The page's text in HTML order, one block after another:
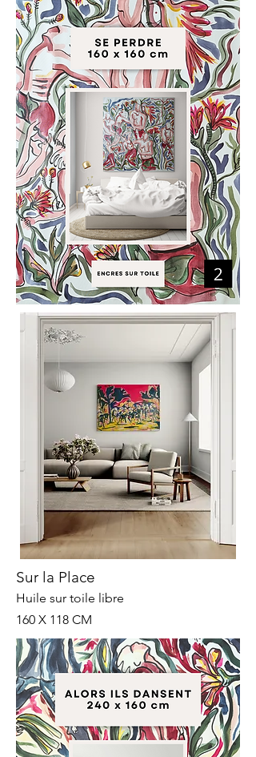
Sur la Place
Huile sur toile libre
160 X 118 CM